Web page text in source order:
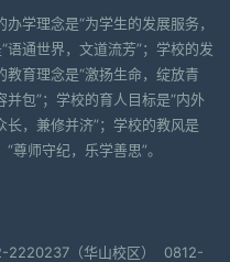
学理念是“为学生的发展服务，
语通世界，文道流芳”；学校的发
教育理念是“激扬生命，绽放青
包”；学校的育人目标是“内外
长，兼修并济”；学校的教风是
尊师守纪，乐学善思”。
2220237（华山校区） 0812-